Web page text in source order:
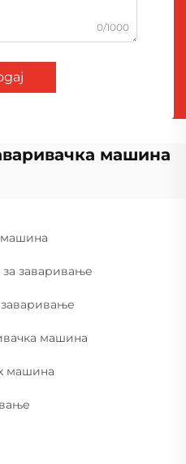
0/1000
машина
машина
заваривање
машина
машина